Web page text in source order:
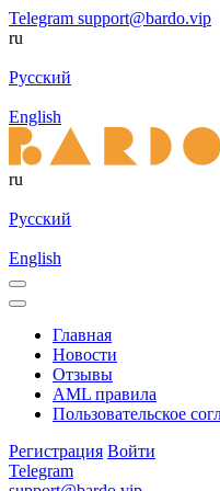
Telegram support@bardo.vip
ru
Русский
English
ru
Русский
English
Главная
Новости
Отзывы
AML правила
Пользовательское
Регистрация Войти
Telegram